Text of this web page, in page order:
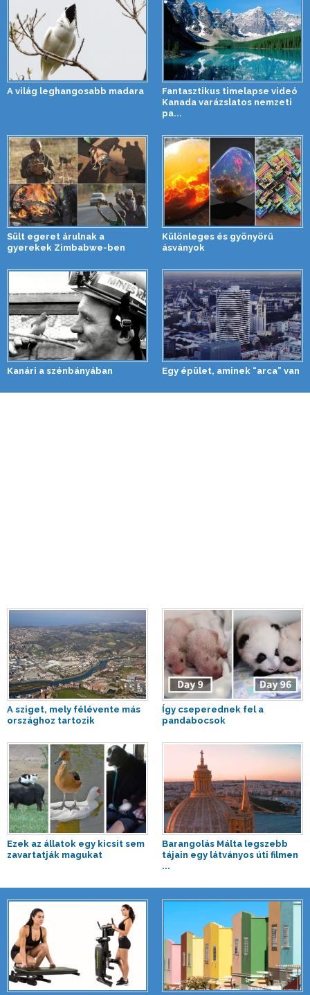
A világ leghangosabb madara
Fantasztikus timelapse videó
Kanada varázslatos nemzeti
pa...
Sült egeret árulnak a
gyerekek Zimbabwe-ben
Különleges és gyönyörű
ásványok
Kanári a szénbányában Egy épület, aminek “arca” van
A sziget, mely félévente más
országhoz tartozik
Így cseperednek fel a
pandabocsok
Ezek az állatok egy kicsit sem
zavartatják magukat
Barangolás Málta legszebb
tájain egy látványos úti filmen
...